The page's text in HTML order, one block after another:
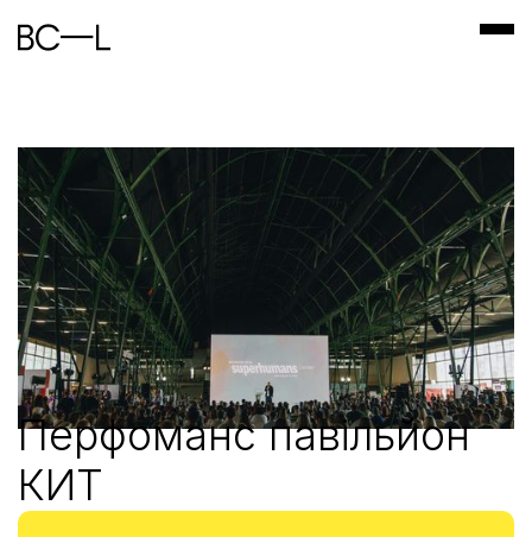
Перфоманс павільйон
КИТ